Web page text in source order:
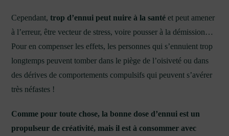
Cependant,trop d’ennui peut nuire à la santé et peut amener
à l’erreur, être vecteur de stress, voire pousser à la démission…
Pour en compenser les effets, les personnes qui s’ennuient trop
longtemps peuvent tomber dans le piège de l’oisiveté ou dans
des dérives de comportements compulsifs qui peuvent s’avérer
très néfastes !
Comme pour toute chose, la bonne dose d’ennui est un
propulseur de créativité, mais il est à consommer avec